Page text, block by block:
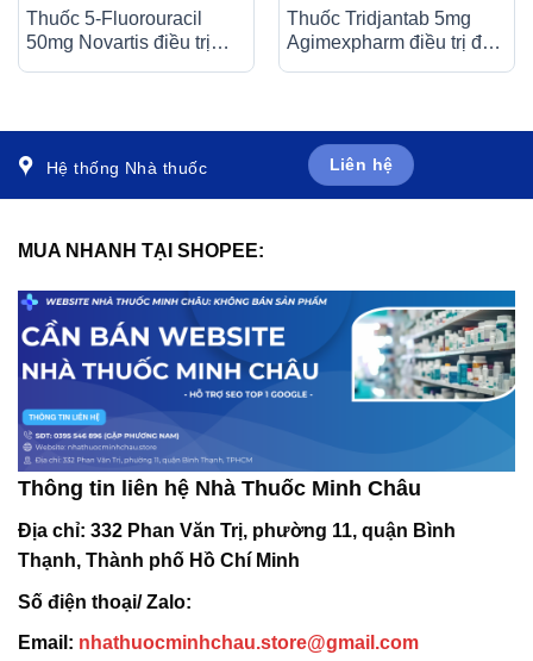
Thuốc 5-Fluorouracil
50mg Novartis điều trị
Thuốc Tridjantab 5mg
Agimexpharm điều trị đái
Hệ thống Nhà thuốc Liên hệ
MUA NHANH TẠI SHOPEE:
Thông tin liên hệ Nhà Thuốc Minh Châu
Địa chỉ: 332 Phan Văn Trị, phường 11, quận Bình
Thạnh, Thành phố Hồ Chí Minh
Số điện thoại/ Zalo:
Email: nhathuocminhchau.store@gmail.com